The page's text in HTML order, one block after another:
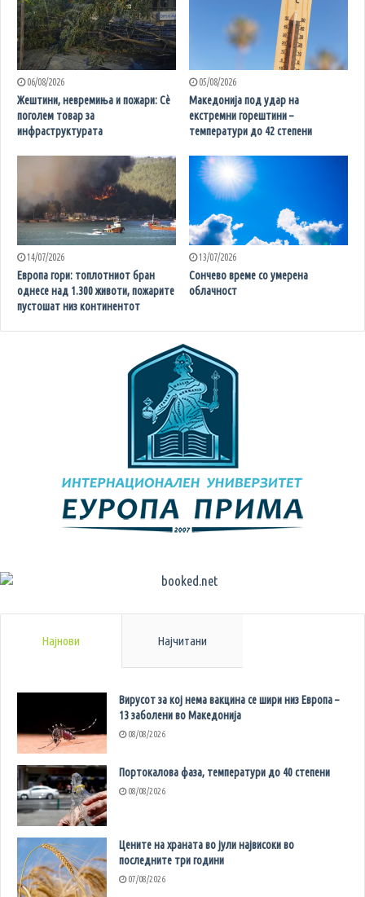
06/08/2026
Жештини, невремиња и пожари: Сè
поголем товар за
инфраструктурата
05/08/2026
Македонија под удар на
екстремни горештини –
температури до 42 степени
14/07/2026
Европа гори: топлотниот бран
однесе над 1.300 животи, пожарите
пустошат низ континентот
13/07/2026
Сончево време со умерена
облачност
Најнови Најчитани
Вирусот за кој нема вакцина се шири низ Европа –
13 заболени во Македонија
08/08/2026
Портокалова фаза, температури до 40 степени
08/08/2026
Цените на храната во јули највисоки во
последните три години
07/08/2026